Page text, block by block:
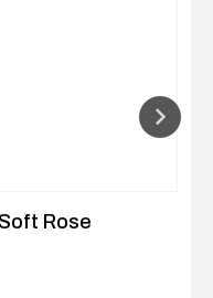
Rose